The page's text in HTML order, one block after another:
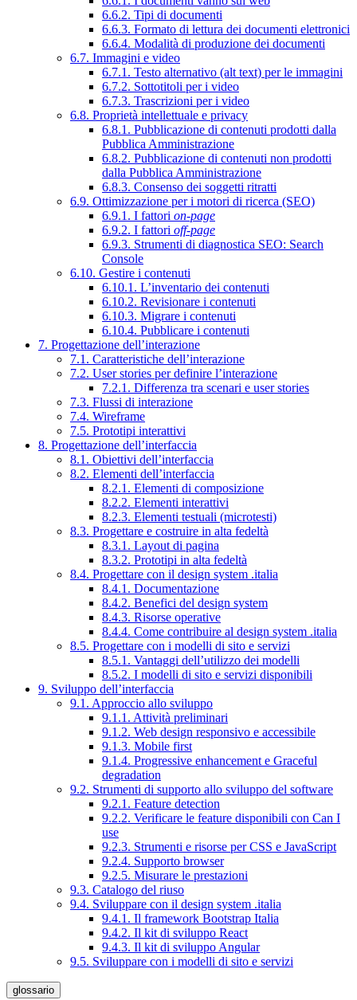
6.6.2. Tipi di documenti
6.6.3. Formato di lettura dei documenti elettronici
6.6.4. Modalità di produzione dei documenti
6.7. Immagini e video
6.7.1. Testo alternativo (alt text) per le immagini
6.7.2. Sottotitoli per i video
6.7.3. Trascrizioni per i video
6.8. Proprietà intellettuale e privacy
6.8.1. Pubblicazione di contenuti prodotti dalla
Pubblica Amministrazione
6.8.2. Pubblicazione di contenuti non prodotti
dalla Pubblica Amministrazione
6.8.3. Consenso dei soggetti ritratti
6.9. Ottimizzazione per i motori di ricerca (SEO)
6.9.1. I fattori on-page
6.9.2. I fattori off-page
6.9.3. Strumenti di diagnostica SEO: Search
Console
6.10. Gestire i contenuti
6.10.1. L’inventario dei contenuti
6.10.2. Revisionare i contenuti
6.10.3. Migrare i contenuti
6.10.4. Pubblicare i contenuti
7. Progettazione dell’interazione
7.1. Caratteristiche dell’interazione
7.2. User stories per definire l’interazione
7.2.1. Differenza tra scenari e user stories
7.3. Flussi di interazione
7.4. Wireframe
7.5. Prototipi interattivi
8. Progettazione dell’interfaccia
8.1. Obiettivi dell’interfaccia
8.2. Elementi dell’interfaccia
8.2.1. Elementi di composizione
8.2.2. Elementi interattivi
8.2.3. Elementi testuali (microtesti)
8.3. Progettare e costruire in alta fedeltà
8.3.1. Layout di pagina
8.3.2. Prototipi in alta fedeltà
8.4. Progettare con il design system .italia
8.4.1. Documentazione
8.4.2. Benefici del design system
8.4.3. Risorse operative
8.4.4. Come contribuire al design system .italia
8.5. Progettare con i modelli di sito e servizi
8.5.1. Vantaggi dell’utilizzo dei modelli
8.5.2. I modelli di sito e servizi disponibili
9. Sviluppo dell’interfaccia
9.1. Approccio allo sviluppo
9.1.1. Attività preliminari
9.1.2. Web design responsivo e accessibile
9.1.3. Mobile first
9.1.4. Progressive enhancement e Graceful
degradation
9.2. Strumenti di supporto allo sviluppo del software
9.2.1. Feature detection
9.2.2. Verificare le feature disponibili con Can I
use
9.2.3. Strumenti e risorse per CSS e JavaScript
9.2.4. Supporto browser
9.2.5. Misurare le prestazioni
9.3. Catalogo del riuso
9.4. Sviluppare con il design system .italia
9.4.1. Il framework Bootstrap Italia
9.4.2. Il kit di sviluppo React
9.4.3. Il kit di sviluppo Angular
9.5. Sviluppare con i modelli di sito e servizi
glossario